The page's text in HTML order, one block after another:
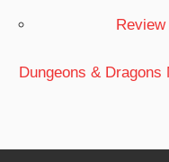
Dungeons & Dragons